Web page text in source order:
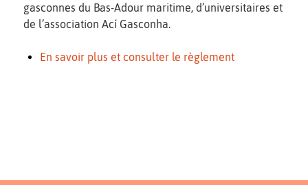
gasconnes du Bas-Adour maritime, d’universitaires et
de l’association Ací Gasconha.
En savoir plus et consulter le règlement